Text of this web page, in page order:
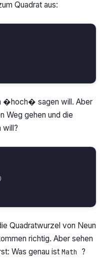
Quadrat aus:
�hoch� sagen will. Aber
Weg gehen und die
will?
Quadratwurzel von Neun
richtig. Aber sehen
Was genau ist Math ?